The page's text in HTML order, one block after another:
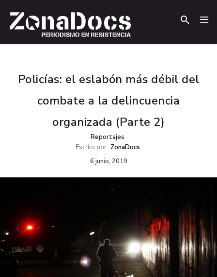
Policías: el eslabón más débil del
combate a la delincuencia
organizada (Parte 2)
Reportajes
Escrito por: ZonaDocs
6 junio, 2019